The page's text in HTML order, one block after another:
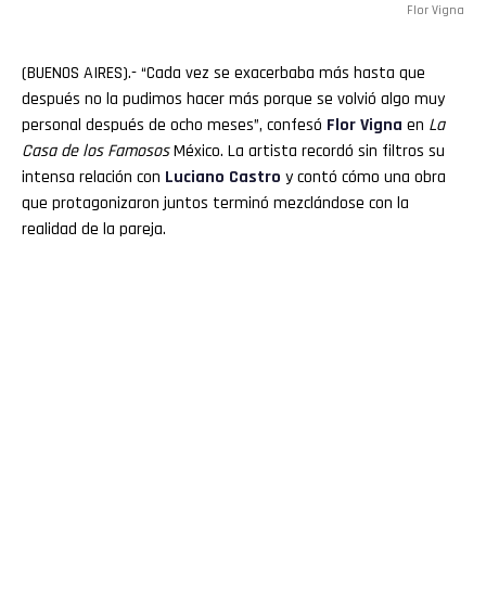
Flor Vigna
(BUENOS AIRES).- “Cada vez se exacerbaba más hasta que
después no la pudimos hacer más porque se volvió algo muy
personal después de ocho meses”, confesó Flor Vigna en La
Casa de los FamososMéxico. La artista recordó sin filtros su
intensa relación con Luciano Castro y contó cómo una obra
que protagonizaron juntos terminó mezclándose con la
realidad de la pareja.